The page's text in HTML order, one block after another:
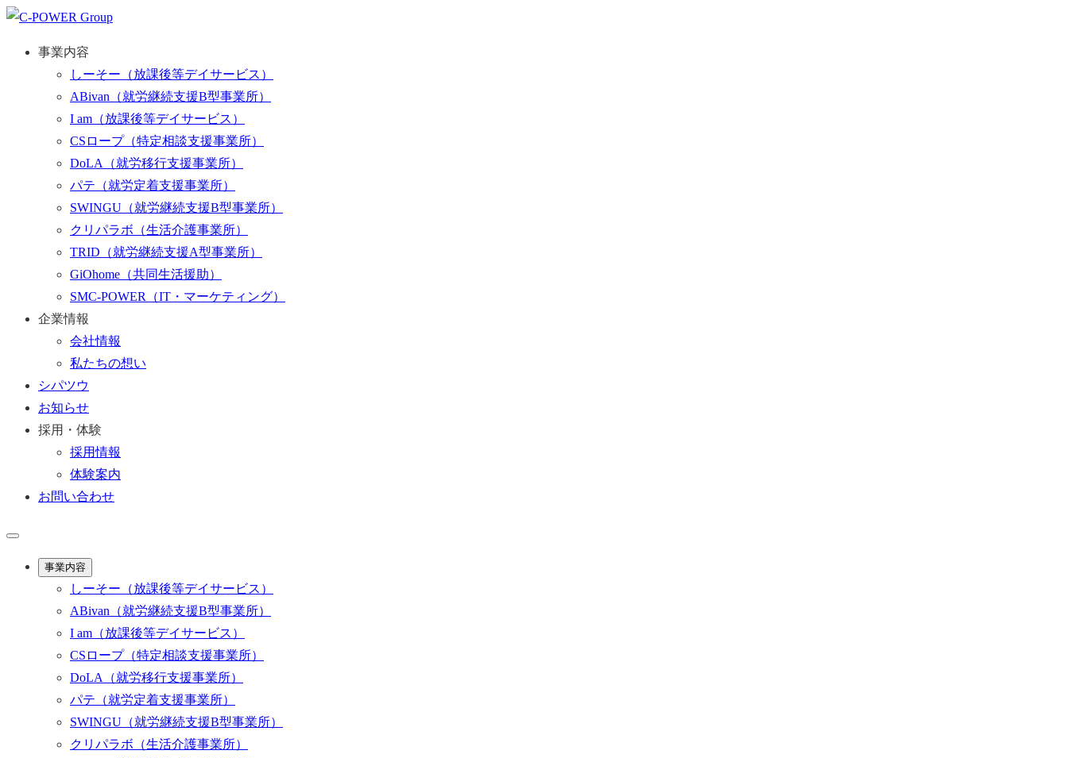
事業内容
しーそー （放課後等デイサービス）
ABivan （就労継続支援B型事業所）
I am （放課後等デイサービス）
CSロープ（特定相談支援事業所）
DoLA
（就労移行支援事業所）
パテ （就労定着支援事業所）
SWINGU （就労継続支援B型事業所）
クリパラボ （生活介護事業所）
TRID （就労継続支援A型事業所）
GiOhome （共同生活援助）
SMC-POWER
（IT・マーケティング）
企業情報
会社情報
私たちの想い
シパツウ
お知らせ
採用・体験
採用情報
体験案内
お問い合わせ
事業内容
しーそー （放課後等デイサービス）
ABivan （就労継続支援B型事業所）
I am （放課後等デイサービス）
CSロープ（特定相談支援事業所）
DoLA
（就労移行支援事業所）
パテ （就労定着支援事業所）
SWINGU （就労継続支援B型事業所）
クリパラボ （生活介護事業所）